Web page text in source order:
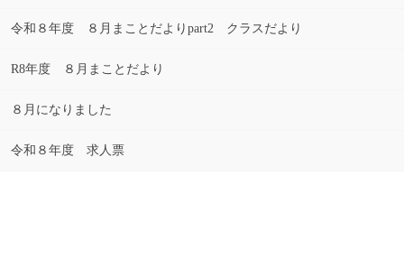
令和８年度 ８月まことだよりpart2 クラスだより
R8年度 ８月まことだより
８月になりました
令和８年度 求人票